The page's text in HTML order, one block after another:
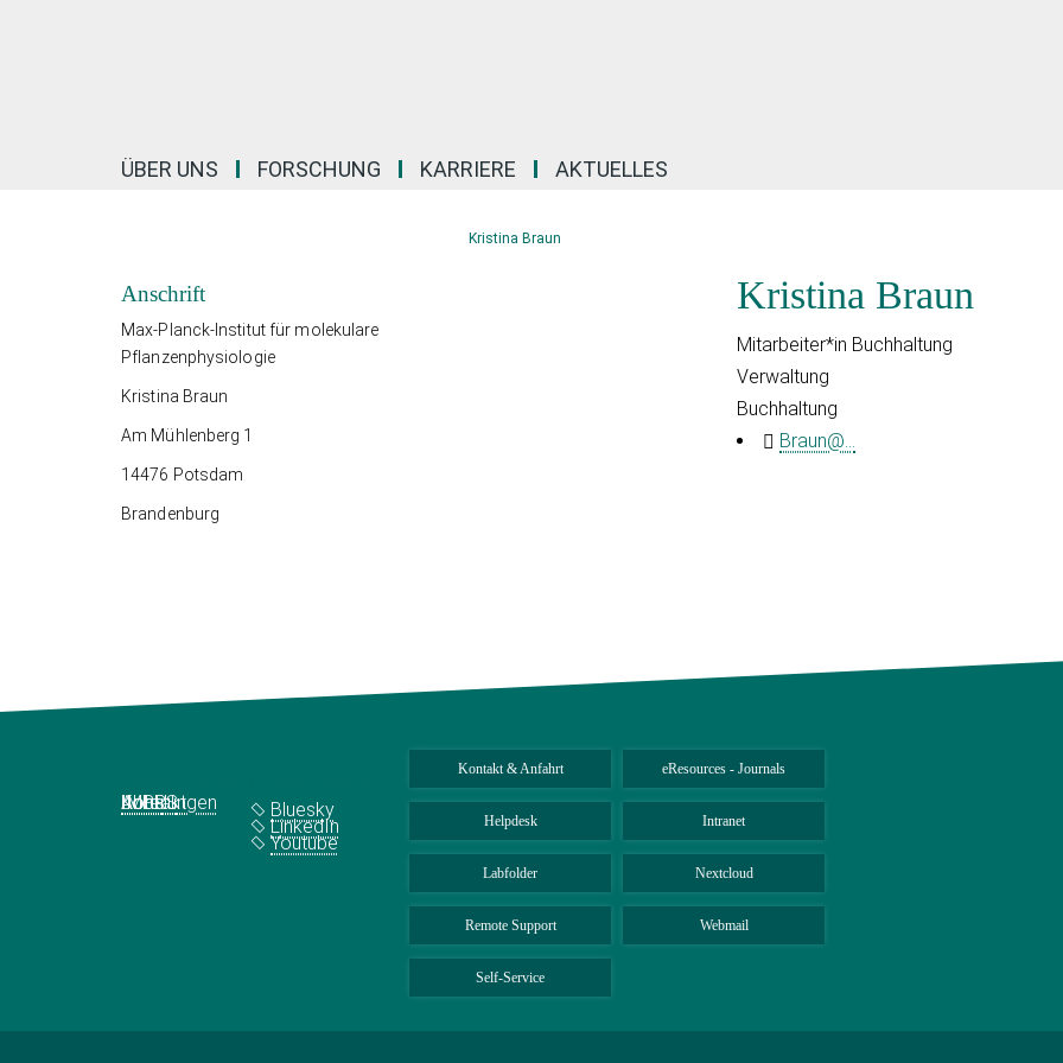
ÜBER UNS FORSCHUNG KARRIERE AKTUELLES
Kristina Braun
Kristina Braun
Mitarbeiter*in Buchhaltung
Verwaltung
Buchhaltung
Braun@...
Anschrift
Max-Planck-Institut für molekulare
Pflanzenphysiologie
Kristina Braun
Am Mühlenberg 1
14476 Potsdam
Brandenburg
Abteilungen
IMPRS
Jobs
Kontakt Bluesky
LinkedIn
Youtube
Kontakt & Anfahrt eResources - Journals
Helpdesk Intranet
Labfolder Nextcloud
Remote Support Webmail
Self-Service